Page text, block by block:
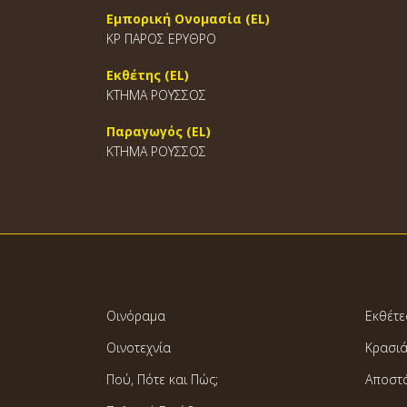
Εμπορική Ονομασία (EL)
ΚΡ ΠΑΡΟΣ ΕΡΥΘΡΟ
Εκθέτης (EL)
ΚΤΗΜΑ ΡΟΥΣΣΟΣ
Παραγωγός (EL)
ΚΤΗΜΑ ΡΟΥΣΣΟΣ
Οινόραμα
Οινοτεχνία
Πού, Πότε και Πώς;
Κρασιά